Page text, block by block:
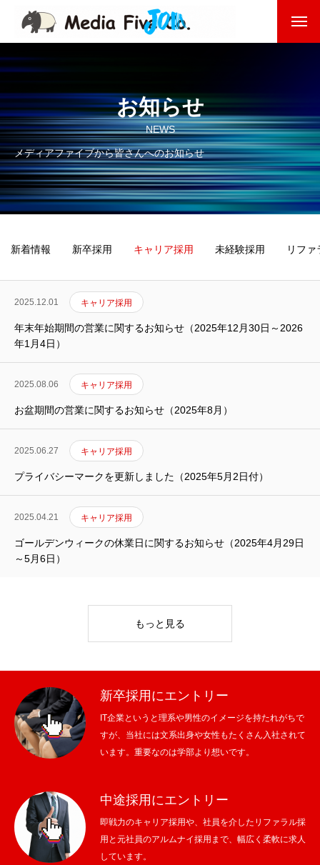
企業を知る
企業理念
代表挨拶
会社沿革
会社概要
SES事業
SI事業
ITアウトソーシング事業
IT人材育成事業
業務を知る
ITエンジニア職
人事制度
社内システム
社内イベント
福利厚生
お知らせ
NEWS
メディアファイブから皆さんへのお知らせ
新着情報 新卒採用 キャリア採用 未経験採用 リファ
2025.12.01 キャリア採用
年末年始期間の営業に関するお知らせ（2025年12月30日～2026
年1月4日）
2025.08.06 キャリア採用
お盆期間の営業に関するお知らせ（2025年8月）
2025.06.27 キャリア採用
プライバシーマークを更新しました（2025年5月2日付）
2025.04.21 キャリア採用
ゴールデンウィークの休業日に関するお知らせ（2025年4月29日
～5月6日）
もっと見る
新卒採用にエントリー
IT企業というと理系や男性のイメージを持たれがちで
すが、当社には文系出身や女性もたくさん入社されて
います。重要なのは学部より想いです。
中途採用にエントリー
即戦力のキャリア採用や、社員を介したリファラル採
用と元社員のアルムナイ採用まで、幅広く柔軟に求人
しています。